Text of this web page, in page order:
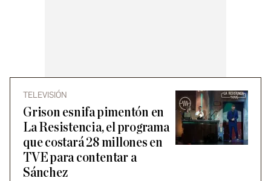
TELEVISIÓN
Grison esnifa pimentón en
La Resistencia, el programa
que costará 28 millones en
TVE para contentar a
Sánchez